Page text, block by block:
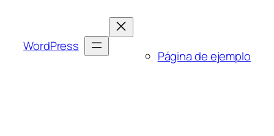
contenido
WordPress
Página de ejemplo